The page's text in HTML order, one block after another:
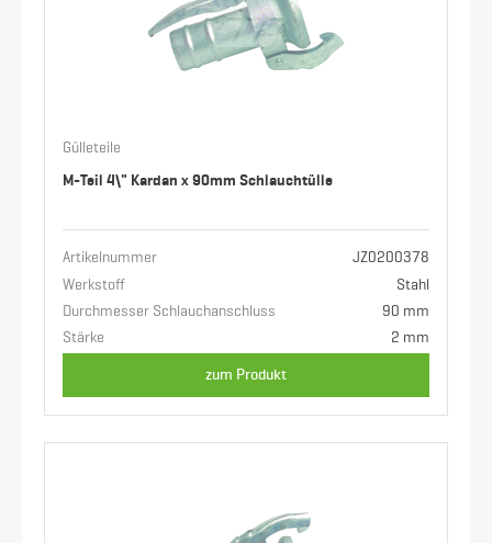
Gülleteile
M-Teil 4\" Kardan x 90mm Schlauchtülle
Artikelnummer
JZ0200378
Werkstoff
Stahl
Durchmesser Schlauchanschluss
90 mm
Stärke
2 mm
zum Produkt